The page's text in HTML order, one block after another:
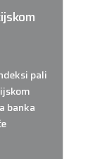
pali
banka